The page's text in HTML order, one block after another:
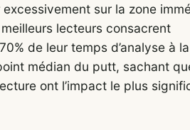
sur la zone
lecteurs consacrent
de leur temps d’analyse à
médian du putt, sachant
ont l’impact le plus